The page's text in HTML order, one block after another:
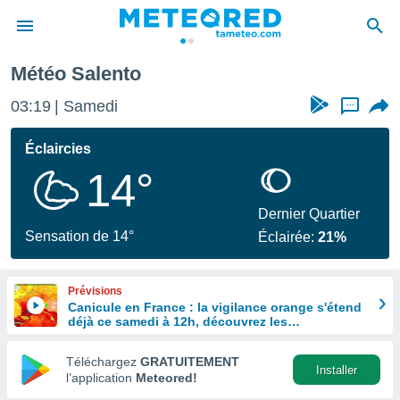
de
en
Météo Salento
03:19 Samedi ...
Éclaircies
14°
Sensation de 14°
Dernier Quartier
Éclairée:21%
Prévisions
Canicule en France : la vigilance orange s'étend
déjà ce samedi à 12h, découvrez les
Téléchargez GRATUITEMENT
l’application Meteored!
Installer